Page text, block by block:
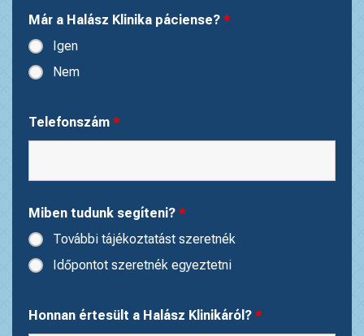
Már a Halász Klinika páciense? *
Igen
Nem
Telefonszám *
Miben tudunk segíteni? *
További tájékoztatást szeretnék
Időpontot szeretnék egyeztetni
Honnan értesült a Halász Klinikáról? *